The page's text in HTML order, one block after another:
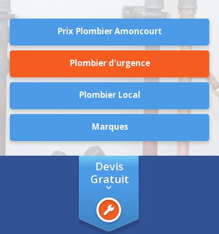
Prix Plombier Amoncourt
Plombier d'urgence
Plombier Local
Marques
Devis
Gratuit